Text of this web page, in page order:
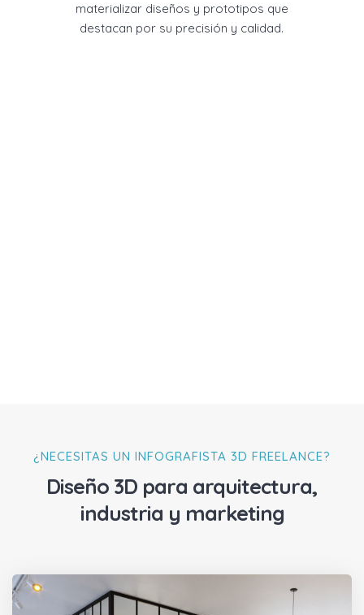
materializar diseños y prototipos que
destacan por su precisión y calidad.
¿NECESITAS UN INFOGRAFISTA 3D FREELANCE?
Diseño 3D para arquitectura,
industria y marketing